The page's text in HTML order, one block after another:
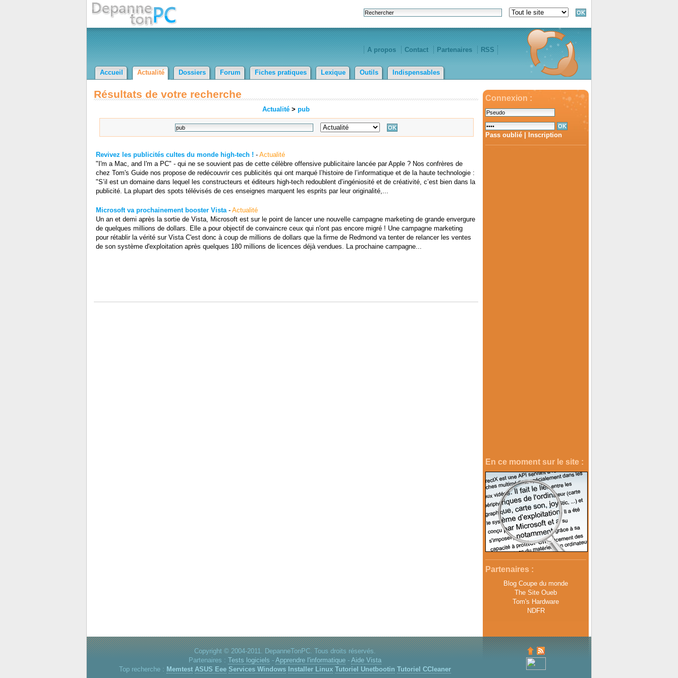
A propos Contact Partenaires RSS
Accueil Actualité Dossiers Forum Fiches pratiques Lexique Outils Indispensables
Connexion :
Pass oublié Inscription
En ce moment sur le site :
Partenaires :
Blog Coupe du monde
The Site Oueb
Tom's Hardware
NDFR
Résultats de votre recherche
Actualité > pub
Revivez les publicités cultes du monde high-tech ! - Actualité
"I'm a Mac, and I'm a PC" - qui ne se souvient pas de cette célèbre offensive publicitaire lancée par Apple ? Nos confrères de
chez Tom's Guide nos propose de redécouvrir ces publicités qui ont marqué l’histoire de l’informatique et de la haute technologie :
"S’il est un domaine dans lequel les constructeurs et éditeurs high-tech redoublent d’ingéniosité et de créativité, c’est bien dans la
publicité. La plupart des spots télévisés de ces enseignes marquent les esprits par leur originalité,...
Microsoft va prochainement booster Vista- Actualité
Un an et demi après la sortie de Vista, Microsoft est sur le point de lancer une nouvelle campagne marketing de grande envergure
de quelques millions de dollars. Elle a pour objectif de convaincre ceux qui n'ont pas encore migré ! Une campagne marketing
pour rétablir la vérité sur Vista C'est donc à coup de millions de dollars que la firme de Redmond va tenter de relancer les ventes
de son système d'exploitation après quelques 180 millions de licences déjà vendues. La prochaine campagne...
Copyright © 2004-2011. DepanneTonPC. Tous droits réservés.
Partenaires : Tests logiciels - Apprendre l'informatique- Aide Vista
Top recherche : Memtest ASUS Eee Services Windows Installer Linux Tutoriel Unetbootin Tutoriel CCleaner